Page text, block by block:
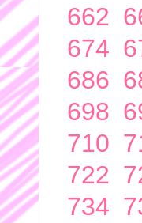
662
674
686
698
710
722
734